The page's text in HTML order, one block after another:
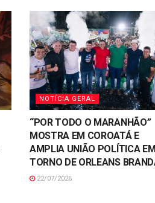
NOTÍCIA GERAL
“POR TODO O MARANHÃO”
MOSTRA EM COROATÁ E
AMPLIA UNIÃO POLÍTICA EM
TORNO DE ORLEANS
22/07/2026